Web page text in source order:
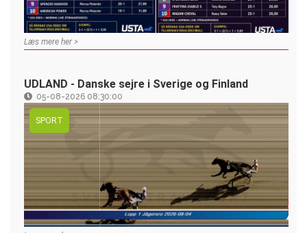
Læs mere her >
UDLAND - Danske sejre i Sverige og Finland
05-08-2026 08:30:00
SPORT